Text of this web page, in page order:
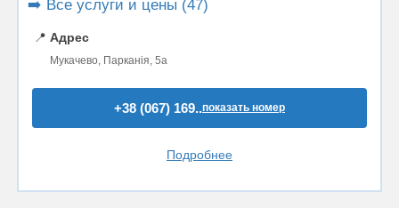
➡️ Все услуги и цены (47)
📍 Адрес
Мукачево, Парканія, 5а
+38 (067) 169..показать номер
Подробнее